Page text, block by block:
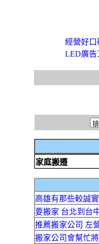
經營好口
LED廣告
家庭搬遷
高雄有那些較誠
要搬家 台北到台
推薦搬家公司 左
搬家公司會幫忙